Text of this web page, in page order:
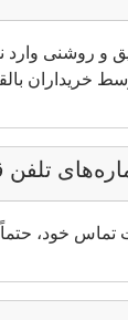
روشنی وارد